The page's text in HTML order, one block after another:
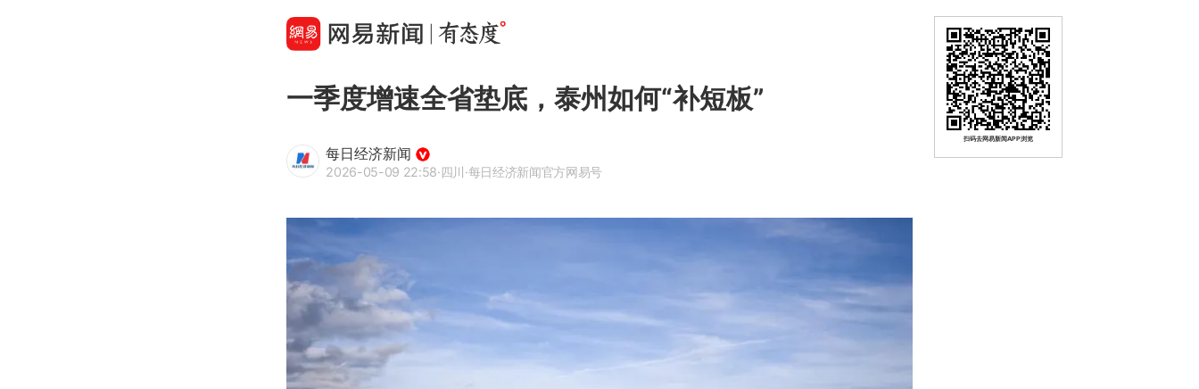
一季度增速全省垫底，泰州如何“补短板”
每日经济新闻
2026-05-09 22:58·四川·每日经济新闻官方网易号
扫码去网易新闻APP浏览